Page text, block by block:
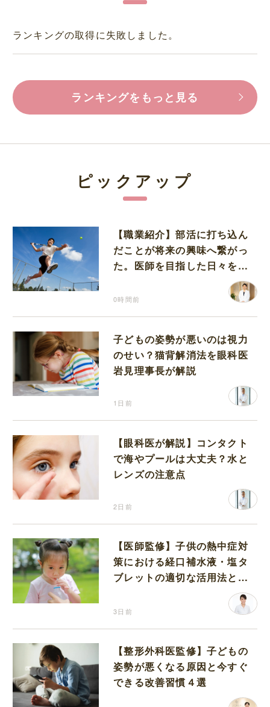
ランキングの取得に失敗しました。
ランキングをもっと見る
ピックアップ
【職業紹介】部活に打ち込ん
だことが将来の興味へ繋がっ
た。医師を目指した日々を振
0時間前
子どもの姿勢が悪いのは視力
のせい？猫背解消法を眼科医
岩見理事長が解説
1日前
【眼科医が解説】コンタクト
で海やプールは大丈夫？水と
レンズの注意点
2日前
【医師監修】子供の熱中症対
策における経口補水液・塩タ
ブレットの適切な活用法と水
3日前
【整形外科医監修】子どもの
姿勢が悪くなる原因と今すぐ
できる改善習慣４選